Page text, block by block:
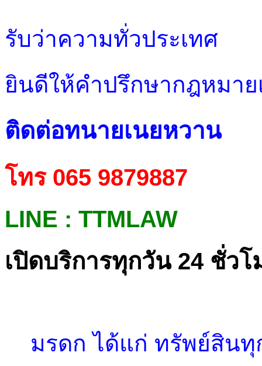
รับว่าความทั่วประเทศ
ยินดีให้คำปรึกษากฎหมาย
ติดต่อทนายเนยหวาน
โทร 065 9879887
LINE : TTMLAW
เปิดบริการทุกวัน 24 ชั่วโ
มรดก ได้แก่ ทรัพย์สินทุ